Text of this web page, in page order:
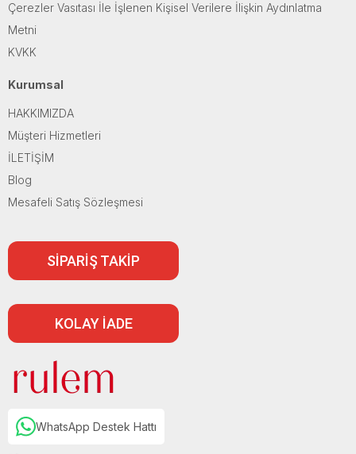
Çerezler Vasıtası İle İşlenen Kişisel Verilere İlişkin Aydınlatma
Metni
KVKK
Kurumsal
HAKKIMIZDA
Müşteri Hizmetleri
İLETİŞİM
Blog
Mesafeli Satış Sözleşmesi
SİPARİŞ TAKİP
KOLAY İADE
WhatsApp Destek Hattı